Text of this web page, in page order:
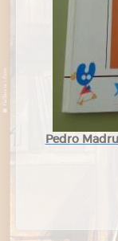
Pedro